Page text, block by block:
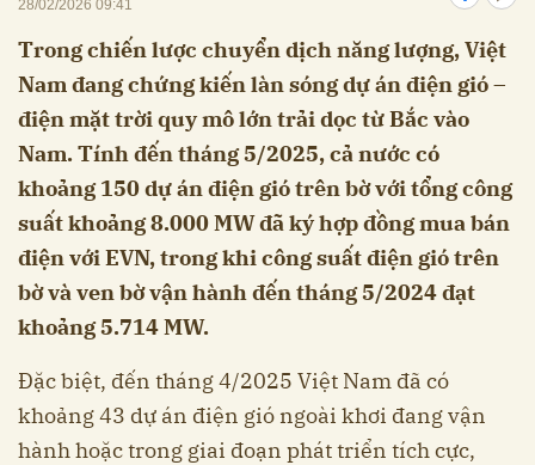
28/02/2026 09:41
Trong chiến lược chuyển dịch năng lượng, Việt
Nam đang chứng kiến làn sóng dự án điện gió –
điện mặt trời quy mô lớn trải dọc từ Bắc vào
Nam. Tính đến tháng 5/2025, cả nước có
khoảng 150 dự án điện gió trên bờ với tổng công
suất khoảng 8.000 MW đã ký hợp đồng mua bán
điện với EVN, trong khi công suất điện gió trên
bờ và ven bờ vận hành đến tháng 5/2024 đạt
khoảng 5.714 MW.
Đặc biệt, đến tháng 4/2025 Việt Nam đã có
khoảng 43 dự án điện gió ngoài khơi đang vận
hành hoặc trong giai đoạn phát triển tích cực,